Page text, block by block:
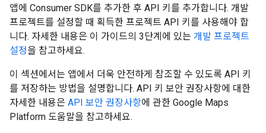
앱에 Consumer SDK를 추가한 후 API 키를 추가합니다. 개발
프로젝트를 설정할 때 획득한 프로젝트 API 키를 사용해야 합
니다. 자세한 내용은 이 가이드의 3단계에 있는 개발 프로젝트
설정을 참고하세요.
이 섹션에서는 앱에서 더욱 안전하게 참조할 수 있도록 API 키
를 저장하는 방법을 설명합니다. API 키 보안 권장사항에 대한
자세한 내용은 API 보안 권장사항에 관한 Google Maps
Platform 도움말을 참고하세요.